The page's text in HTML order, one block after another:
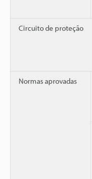
Circuito de proteção
Normas aprovadas